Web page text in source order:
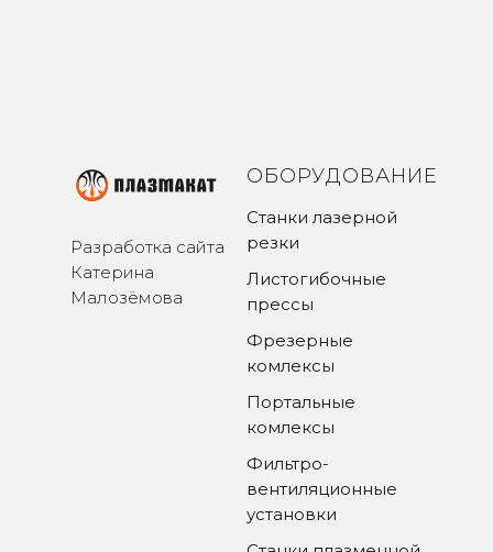
Разработка сайта
Катерина
Малозёмова
ОБОРУДОВАНИЕ
Станки лазерной
резки
Листогибочные
прессы
Фрезерные
комлексы
Портальные
комлексы
Фильтро-
вентиляционные
установки